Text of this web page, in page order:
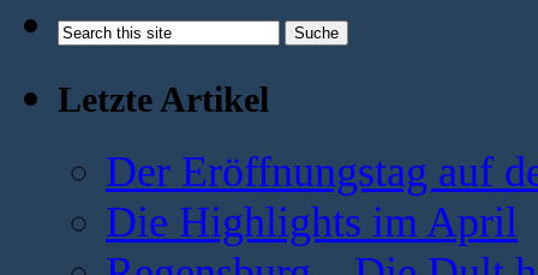
Letzte Artikel
Der Eröffnungstag auf
Die Highlights im April